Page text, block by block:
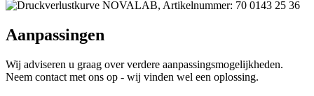
Aanpassingen
Wij adviseren u graag over verdere aanpassingsmogelijkheden.
Neem contact met ons op - wij vinden wel een oplossing.